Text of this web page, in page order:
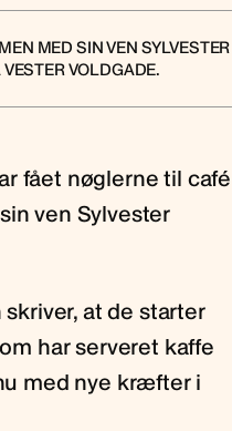
MED SIN VEN SYLVESTER
VOLDGADE.
fået nøglerne til café
ven Sylvester
at de starter
har serveret kaffe
med nye kræfter i